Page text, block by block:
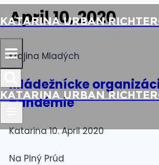
Katarina Urban
Katarina Urban
April 10, 2020
Krajina Mladých
Mládežnícke
pandémie
Katarina10. April 2020
Na Plný Prúd